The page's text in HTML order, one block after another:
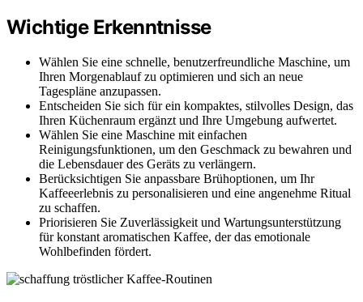
Wichtige Erkenntnisse
Wählen Sie eine schnelle, benutzerfreundliche Maschine, um
Ihren Morgenablauf zu optimieren und sich an neue
Tagespläne anzupassen.
Entscheiden Sie sich für ein kompaktes, stilvolles Design, das
Ihren Küchenraum ergänzt und Ihre Umgebung aufwertet.
Wählen Sie eine Maschine mit einfachen
Reinigungsfunktionen, um den Geschmack zu bewahren und
die Lebensdauer des Geräts zu verlängern.
Berücksichtigen Sie anpassbare Brühoptionen, um Ihr
Kaffeeerlebnis zu personalisieren und eine angenehme Ritual
zu schaffen.
Priorisieren Sie Zuverlässigkeit und Wartungsunterstützung
für konstant aromatischen Kaffee, der das emotionale
Wohlbefinden fördert.